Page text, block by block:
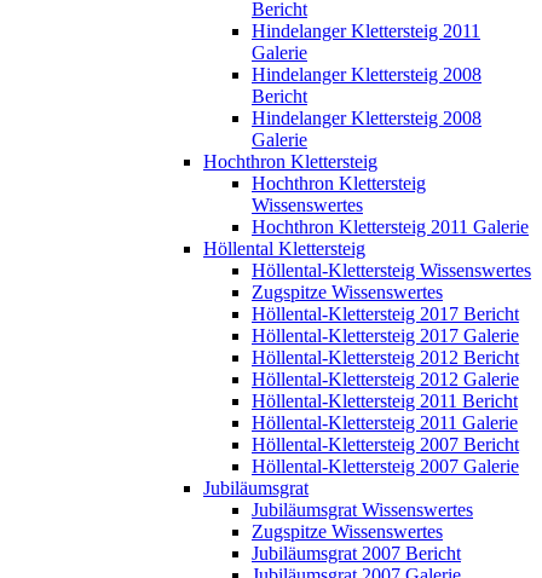
Bericht
Hindelanger Klettersteig 2011
Galerie
Hindelanger Klettersteig 2008
Bericht
Hindelanger Klettersteig 2008
Galerie
Hochthron Klettersteig
Hochthron Klettersteig
Wissenswertes
Hochthron Klettersteig 2011 Galerie
Höllental Klettersteig
Höllental-Klettersteig Wissenswertes
Zugspitze Wissenswertes
Höllental-Klettersteig 2017 Bericht
Höllental-Klettersteig 2017 Galerie
Höllental-Klettersteig 2012 Bericht
Höllental-Klettersteig 2012 Galerie
Höllental-Klettersteig 2011 Bericht
Höllental-Klettersteig 2011 Galerie
Höllental-Klettersteig 2007 Bericht
Höllental-Klettersteig 2007 Galerie
Jubiläumsgrat
Jubiläumsgrat Wissenswertes
Zugspitze Wissenswertes
Jubiläumsgrat 2007 Bericht